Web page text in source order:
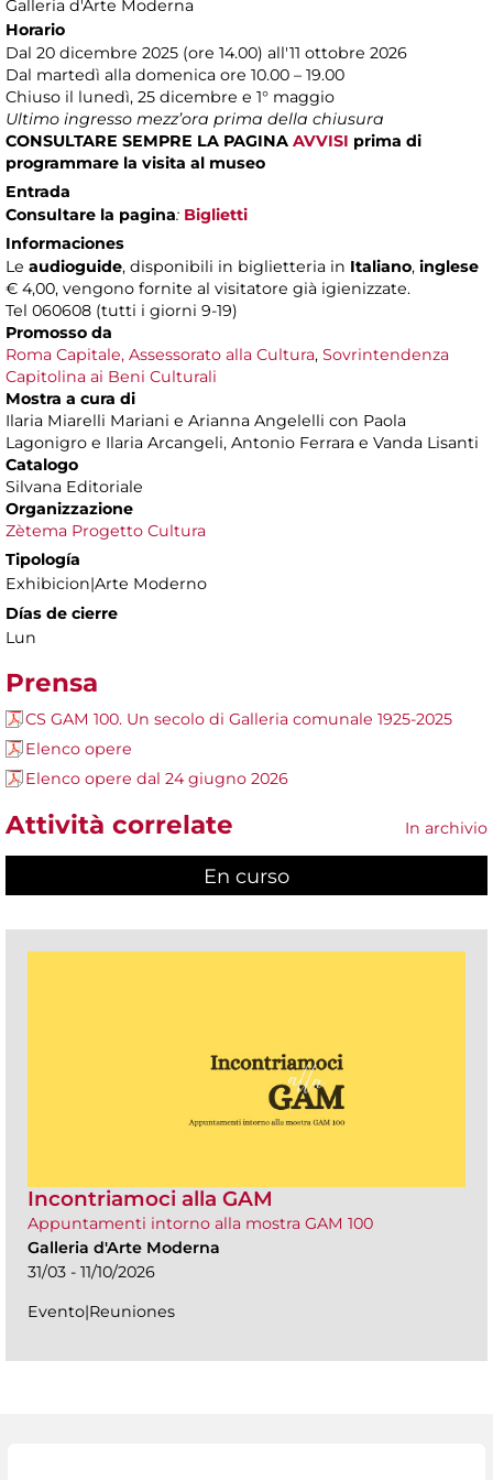
Galleria d'Arte Moderna
Horario
Dal 20 dicembre 2025 (ore 14.00) all'11 ottobre 2026
Dal martedì alla domenica ore 10.00 – 19.00
Chiuso il lunedì, 25 dicembre e 1° maggio
Ultimo ingresso mezz’ora prima della chiusura
CONSULTARE SEMPRE LA PAGINA AVVISI prima di
programmare la visita al museo
Entrada
Consultare la pagina: Biglietti
Informaciones
Le audioguide, disponibili in biglietteria in Italiano, inglese
€ 4,00, vengono fornite al visitatore già igienizzate.
Tel 060608 (tutti i giorni 9-19)
Promosso da
Roma Capitale, Assessorato alla Cultura, Sovrintendenza
Capitolina ai Beni Culturali
Mostra a cura di
Ilaria Miarelli Mariani e Arianna Angelelli con Paola
Lagonigro e Ilaria Arcangeli, Antonio Ferrara e Vanda Lisanti
Catalogo
Silvana Editoriale
Organizzazione
Zètema Progetto Cultura
Tipología
Exhibicion|Arte Moderno
Días de cierre
Lun
Prensa
CS GAM 100. Un secolo di Galleria comunale 1925-2025
Elenco opere
Elenco opere dal 24 giugno 2026
Attività correlate In archivio
En curso
Incontriamoci alla GAM
Appuntamenti intorno alla mostra GAM 100
Galleria d'Arte Moderna
31/03 - 11/10/2026
Evento|Reuniones